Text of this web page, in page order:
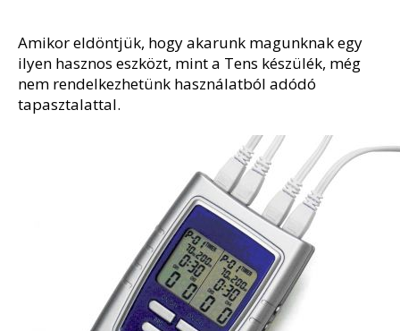
Amikor eldöntjük, hogy akarunk magunknak egy
ilyen hasznos eszközt, mint a Tens készülék, még
nem rendelkezhetünk használatból adódó
tapasztalattal.